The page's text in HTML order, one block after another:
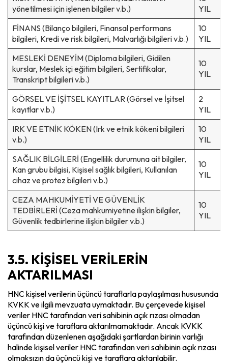
yönetilmesi için işlenen bilgiler v.b.)
YIL
FİNANS (Bilanço bilgileri, Finansal performans
bilgileri, Kredi ve risk bilgileri, Malvarlığı bilgileri v.b.)
10
YIL
MESLEKİ DENEYİM (Diploma bilgileri, Gidilen
kurslar, Meslek içi eğitim bilgileri, Sertifikalar,
Transkript bilgileri v.b.)
10
YIL
GÖRSEL VE İŞİTSEL KAYITLAR (Görsel ve İşitsel
kayıtlar v.b.)
2
YIL
IRK VE ETNİK KÖKEN (Irk ve etnik kökeni bilgileri
v.b.)
10
YIL
SAĞLIK BİLGİLERİ (Engellilik durumuna ait bilgiler,
Kan grubu bilgisi, Kişisel sağlık bilgileri, Kullanılan
cihaz ve protez bilgileri v.b.)
10
YIL
CEZA MAHKUMİYETİ VE GÜVENLİK
TEDBİRLERİ (Ceza mahkumiyetine ilişkin bilgiler,
Güvenlik tedbirlerine ilişkin bilgiler v.b.)
10
YIL
3.5. KİŞİSEL VERİLERİN
AKTARILMASI
HNC kişisel verilerin üçüncü taraflarla paylaşılması hususunda
KVKK ve ilgili mevzuata uymaktadır. Bu çerçevede kişisel
veriler HNC tarafından veri sahibinin açık rızası olmadan
üçüncü kişi ve taraflara aktarılmamaktadır. Ancak KVKK
tarafından düzenlenen aşağıdaki şartlardan birinin varlığı
halinde kişisel veriler HNC tarafından veri sahibinin açık rızası
olmaksızın da üçüncü kişi ve taraflara aktarılabilir.